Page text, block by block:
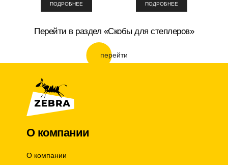
ПОДРОБНЕЕ ПОДРОБНЕЕ
Перейти в раздел «Скобы для степлеров»
перейти
О компании
О компании